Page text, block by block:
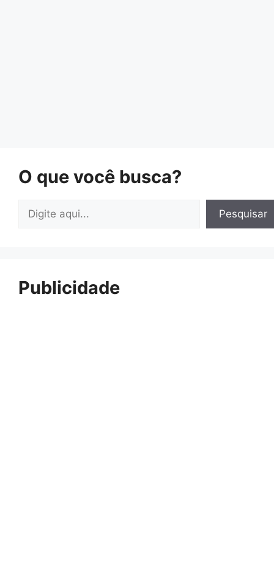
O que você busca?
Pesquisar
Pesquisar
Publicidade